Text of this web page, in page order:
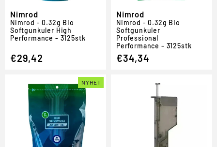
Nimrod
Nimrod - 0.32g Bio
Softgunkuler High
Performance - 3125stk
€29,42
Nimrod
Nimrod - 0.32g Bio
Softgunkuler
Professional
Performance - 3125stk
€34,34
NYHET